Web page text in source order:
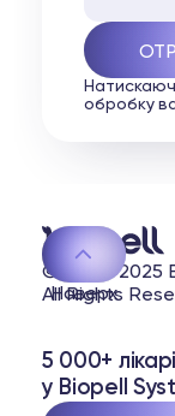
обробку
© 2020-2025
All Rights
5 000+
у Biopell
Наверх